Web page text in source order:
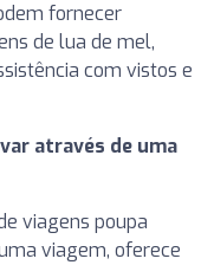
fornecer
de lua de mel,
com vistos e
através de uma
viagens poupa
viagem, oferece